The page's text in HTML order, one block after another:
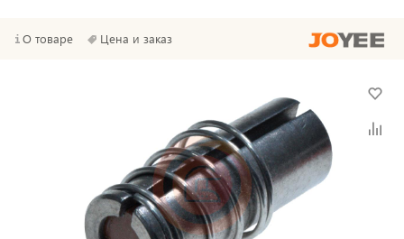
О товаре Цена и заказ